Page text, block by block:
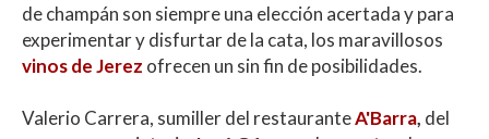
de champán son siempre una elección acertada y para
experimentar y disfurtar de la cata, los maravillosos
vinos de Jerez ofrecen un sin fin de posibilidades.
Valerio Carrera, sumiller del restauranteA'Barra, del